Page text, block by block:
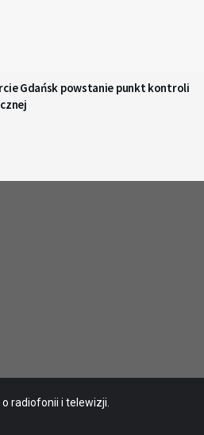
Gdańsk powstanie punkt kontroli
radiofonii i telewizji.